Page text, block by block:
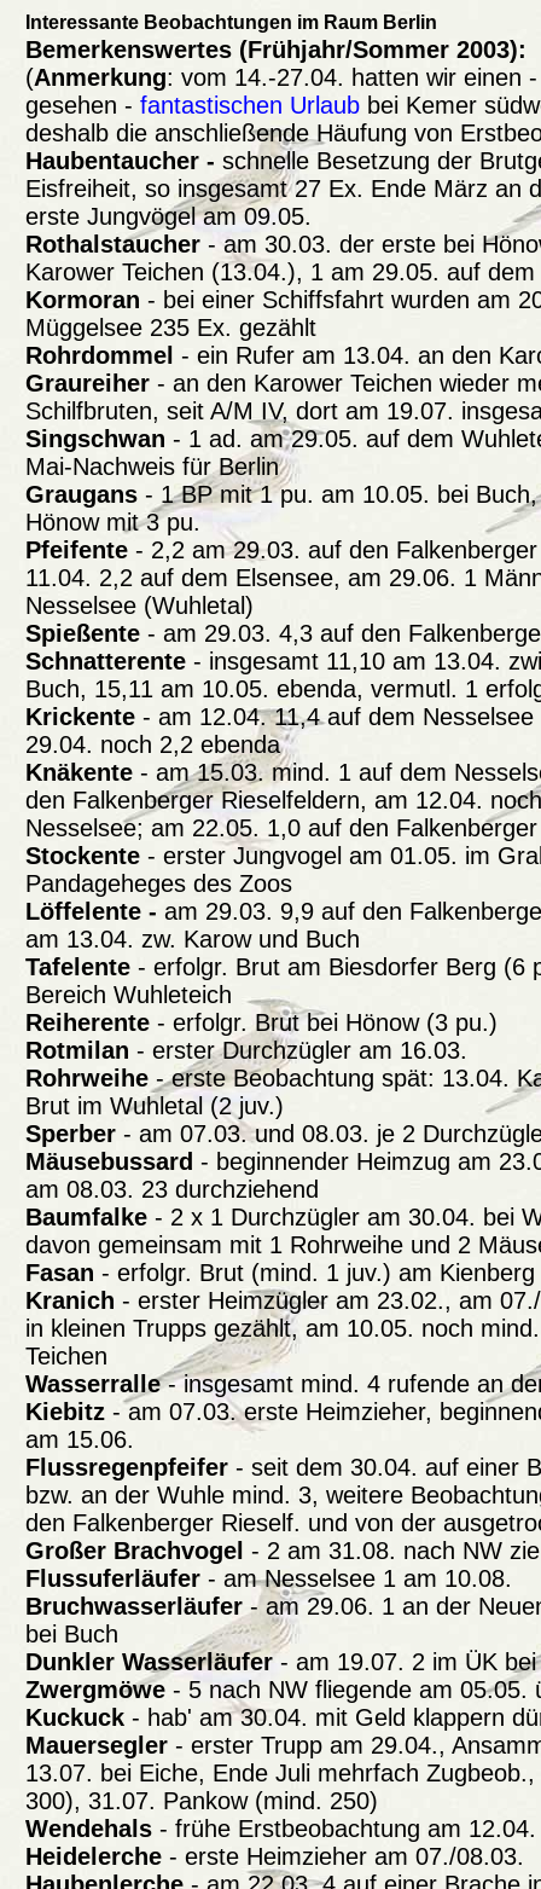
Interessante Beobachtungen im Raum Berlin
Bemerkenswertes (Frühjahr/Sommer 2003):
(Anmerkung: vom 14.-27.04. hatten wir einen
gesehen - fantastischen Urlaub bei Kemer
deshalb die anschließende Häufung von
Haubentaucher - schnelle Besetzung der
Eisfreiheit, so insgesamt 27 Ex. Ende März an
erste Jungvögel am 09.05.
Rothalstaucher - am 30.03. der erste bei
Karower Teichen (13.04.), 1 am 29.05. auf
Kormoran - bei einer Schiffsfahrt wurden am
Müggelsee 235 Ex. gezählt
Rohrdommel - ein Rufer am 13.04. an den
Graureiher - an den Karower Teichen wieder
Schilfbruten, seit A/M IV, dort am 19.07.
Singschwan - 1 ad. am 29.05. auf dem
Mai-Nachweis für Berlin
Graugans - 1 BP mit 1 pu. am 10.05. bei
Hönow mit 3 pu.
Pfeifente - 2,2 am 29.03. auf den
11.04. 2,2 auf dem Elsensee, am 29.06. 1
Nesselsee (Wuhletal)
Spießente - am 29.03. 4,3 auf den
Schnatterente - insgesamt 11,10 am 13.04.
Buch, 15,11 am 10.05. ebenda, vermutl. 1
Krickente - am 12.04. 11,4 auf dem
29.04. noch 2,2 ebenda
Knäkente - am 15.03. mind. 1 auf dem
den Falkenberger Rieselfeldern, am 12.04.
Nesselsee; am 22.05. 1,0 auf den
Stockente - erster Jungvogel am 01.05. im
Pandageheges des Zoos
Löffelente - am 29.03. 9,9 auf den
am 13.04. zw. Karow und Buch
Tafelente - erfolgr. Brut am Biesdorfer Berg (6
Bereich Wuhleteich
Reiherente - erfolgr. Brut bei Hönow (3 pu.)
Rotmilan - erster Durchzügler am 16.03.
Rohrweihe - erste Beobachtung spät: 13.04.
Brut im Wuhletal (2 juv.)
Sperber - am 07.03. und 08.03. je 2
Mäusebussard - beginnender Heimzug am
am 08.03. 23 durchziehend
Baumfalke - 2 x 1 Durchzügler am 30.04. bei
davon gemeinsam mit 1 Rohrweihe und 2
Fasan - erfolgr. Brut (mind. 1 juv.) am Kienberg
Kranich - erster Heimzügler am 23.02., am
in kleinen Trupps gezählt, am 10.05. noch
Teichen
Wasserralle- insgesamt mind. 4 rufende an
Kiebitz - am 07.03. erste Heimzieher,
am 15.06.
Flussregenpfeifer - seit dem 30.04. auf einer
bzw. an der Wuhle mind. 3, weitere
den Falkenberger Rieself. und von der
Großer Brachvogel - 2 am 31.08. nach NW
Flussuferläufer - am Nesselsee 1 am 10.08.
Bruchwasserläufer - am 29.06. 1 an der
bei Buch
Dunkler Wasserläufer- am 19.07. 2 im ÜK bei
Zwergmöwe - 5 nach NW fliegende am 05.05.
Kuckuck - hab' am 30.04. mit Geld klappern
Mauersegler - erster Trupp am 29.04.,
13.07. bei Eiche, Ende Juli mehrfach
300), 31.07. Pankow (mind. 250)
Wendehals - frühe Erstbeobachtung am
Heidelerche - erste Heimzieher am 07./08.03.